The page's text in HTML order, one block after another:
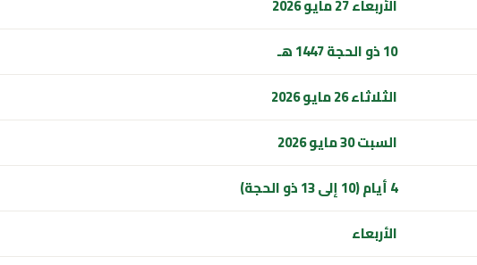
الأربعاء 27 مايو 2026
10 ذو الحجة 1447 هـ
الثلاثاء 26 مايو 2026
السبت 30 مايو 2026
4 أيام (10 إلى 13 ذو الحجة)
الأربعاء